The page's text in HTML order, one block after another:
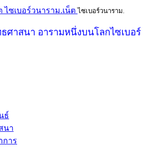
ไซเบอร์วนาราม.เน็ต ไซเบอร์วนาราม.
ศาสนา อารามหนึ่งบนโลกไซเบอร์
ธ์
นา
การ